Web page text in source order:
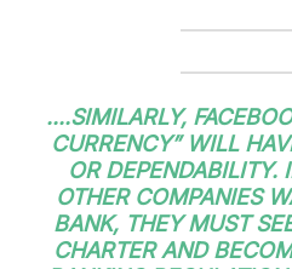
....SIMILARLY,
CURRENCY” WILL
OR DEPENDABILITY.
OTHER COMPANIES
BANK, THEY MUST
CHARTER AND